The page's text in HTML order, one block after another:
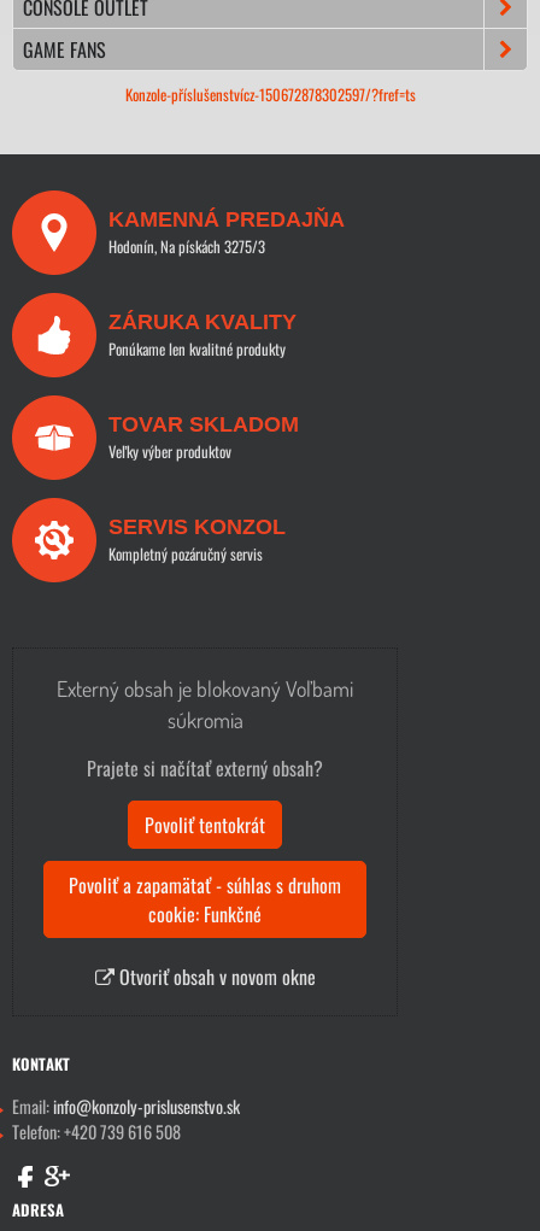
CONSOLE OUTLET
GAME FANS
Konzole-příslušenstvícz-150672878302597/?fref=ts
KAMENNÁ PREDAJŇA
Hodonín, Na pískách 3275/3
ZÁRUKA KVALITY
Ponúkame len kvalitné produkty
TOVAR SKLADOM
Veľky výber produktov
SERVIS KONZOL
Kompletný pozáručný servis
Externý obsah je blokovaný Voľbami
súkromia
Prajete si načítať externý obsah?
Povoliť tentokrát
Povoliť a zapamätať - súhlas s druhom
cookie: Funkčné
Otvoriť obsah v novom okne
KONTAKT
Email:info@konzoly-prislusenstvo.sk
Telefon: +420 739 616 508
ADRESA